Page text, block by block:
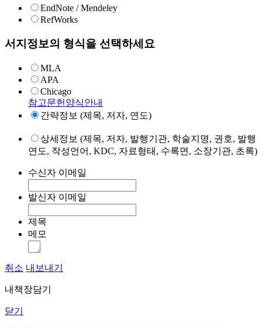
EndNote / Mendeley
RefWorks
서지정보의 형식을 선택하세요
MLA
APA
Chicago
참고문헌양식안내
간략정보 (제목, 저자, 연도)
상세정보 (제목, 저자, 발행기관, 학술지명, 권호, 발행
연도, 작성언어, KDC, 자료형태, 수록면, 소장기관, 초록)
수신자 이메일
발신자 이메일
제목
메모
취소 내보내기
내책장담기
닫기